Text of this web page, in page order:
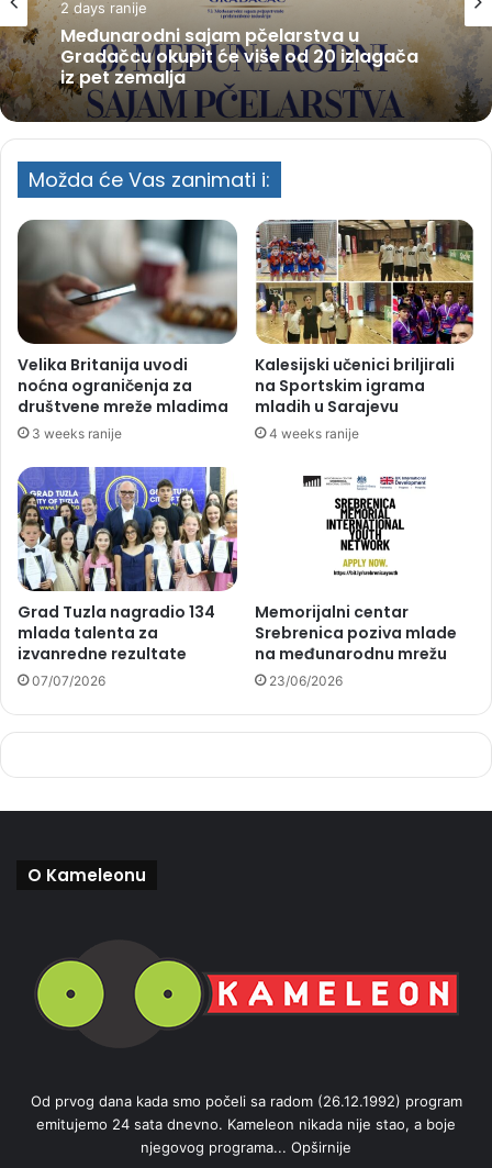
2 days ranije
Međunarodni sajam pčelarstva u
Gradačcu okupit će više od 20 izlagača
iz pet zemalja
Možda će Vas zanimati i:
Velika Britanija uvodi
noćna ograničenja za
društvene mreže mladima
3 weeks ranije
Kalesijski učenici briljirali
na Sportskim igrama
mladih u Sarajevu
4 weeks ranije
Grad Tuzla nagradio 134
mlada talenta za
izvanredne rezultate
07/07/2026
Memorijalni centar
Srebrenica poziva mlade
na međunarodnu mrežu
23/06/2026
O Kameleonu
Od prvog dana kada smo počeli sa radom (26.12.1992) program
emitujemo 24 sata dnevno. Kameleon nikada nije stao, a boje
njegovog programa... Opširnije